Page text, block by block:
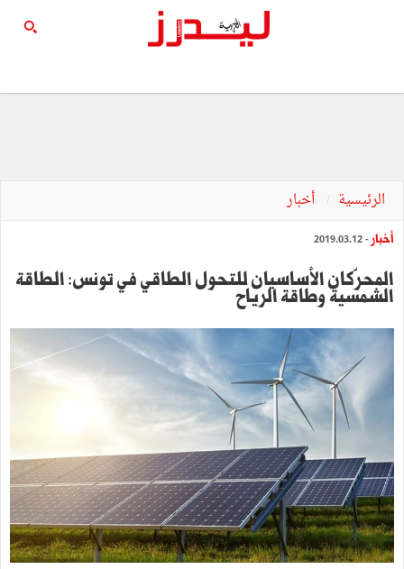
الرئيسية أخبار
أخبار - 2019.03.12
المحرّكان الأساسيان للتحول الطاقي في تونس: الطاقة
الشمسية وطاقة الرياح